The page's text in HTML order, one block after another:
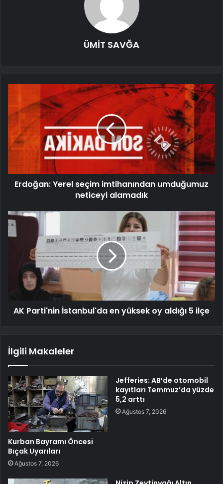
ÜMİT SAVĞA
Erdoğan: Yerel seçim imtihanından umduğumuz
neticeyi alamadık
AK Parti'nin İstanbul'da en yüksek oy aldığı 5 ilçe
İlgili Makaleler
Kurban Bayramı Öncesi
Bıçak Uyarıları
Ağustos 7, 2026
Jefferies: AB’de otomobil
kayıtları Temmuz’da yüzde
5,2 arttı
Ağustos 7, 2026